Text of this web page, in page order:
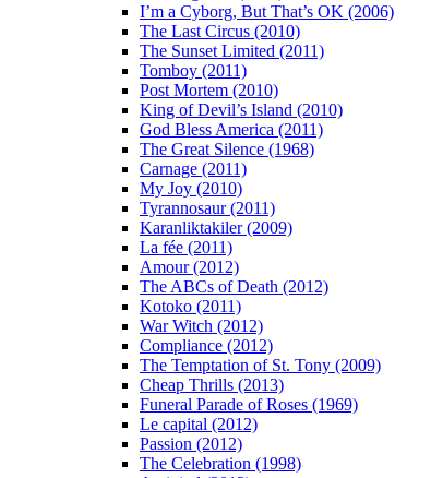
I’m a Cyborg, But That’s OK (2006)
The Last Circus (2010)
The Sunset Limited (2011)
Tomboy (2011)
Post Mortem (2010)
King of Devil’s Island (2010)
God Bless America (2011)
The Great Silence (1968)
Carnage (2011)
My Joy (2010)
Tyrannosaur (2011)
Karanliktakiler (2009)
La fée (2011)
Amour (2012)
The ABCs of Death (2012)
Kotoko (2011)
War Witch (2012)
Compliance (2012)
The Temptation of St. Tony (2009)
Cheap Thrills (2013)
Funeral Parade of Roses (1969)
Le capital (2012)
Passion (2012)
The Celebration (1998)